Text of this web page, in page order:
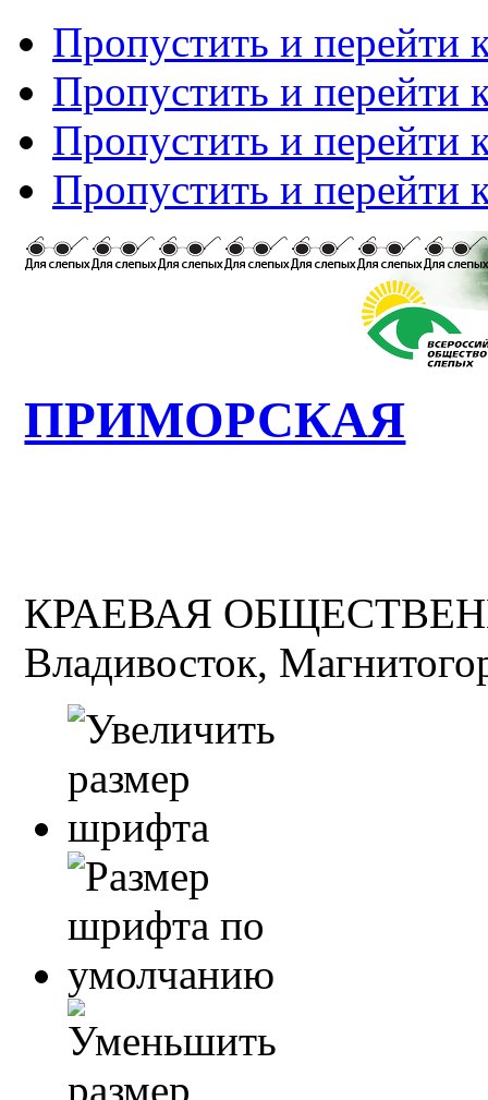
Пропустить и перейти
Пропустить и перейти
Пропустить и перейти
Пропустить и перейти
ПРИМОРСКАЯ
КРАЕВАЯ
Владивосток,